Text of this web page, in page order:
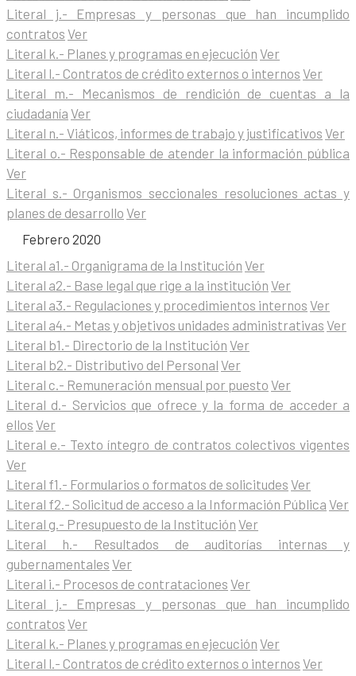
Literal j.- Empresas y personas que han incumplido
contratos Ver
Literal k.- Planes y programas en ejecución Ver
Literal l.- Contratos de crédito externos o internos Ver
Literal m.- Mecanismos de rendición de cuentas a la
ciudadanía Ver
Literal n.- Viáticos, informes de trabajo y justificativos Ver
Literal o.- Responsable de atender la información pública
Ver
Literal s.- Organismos seccionales resoluciones actas y
planes de desarrollo Ver
Febrero 2020
Literal a1.- Organigrama de la Institución Ver
Literal a2.- Base legal que rige a la institución Ver
Literal a3.- Regulaciones y procedimientos internos Ver
Literal a4.- Metas y objetivos unidades administrativas Ver
Literal b1.- Directorio de la Institución Ver
Literal b2.- Distributivo del Personal Ver
Literal c.- Remuneración mensual por puesto Ver
Literal d.- Servicios que ofrece y la forma de acceder a
ellos Ver
Literal e.- Texto íntegro de contratos colectivos vigentes
Ver
Literal f1.- Formularios o formatos de solicitudes Ver
Literal f2.- Solicitud de acceso a la Información Pública Ver
Literal g.- Presupuesto de la Institución Ver
Literal h.- Resultados de auditorías internas y
gubernamentales Ver
Literal i.- Procesos de contrataciones Ver
Literal j.- Empresas y personas que han incumplido
contratos Ver
Literal k.- Planes y programas en ejecución Ver
Literal l.- Contratos de crédito externos o internos Ver